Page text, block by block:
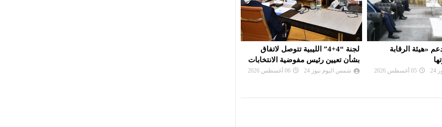
الليبية تتوصل لاتفاق
مفوضية الانتخابات
06 أغسطس 2026
بعد تعذيب مواطن : النيابة تأمر بحبس
مسؤول أمني وتلاحق آخرين
شمس اليوم نيوز 24 06 أغسطس 2026